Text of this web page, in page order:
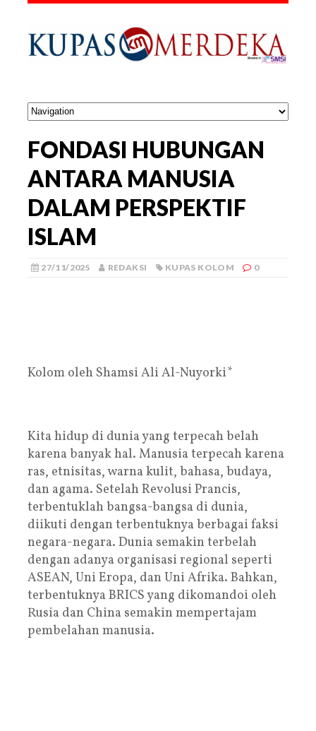
FONDASI HUBUNGAN
ANTARA MANUSIA
DALAM PERSPEKTIF
ISLAM
27/11/2025 REDAKSI KUPAS KOLOM 0
Kolom oleh Shamsi Ali Al-Nuyorki*
Kita hidup di dunia yang terpecah belah
karena banyak hal. Manusia terpecah karena
ras, etnisitas, warna kulit, bahasa, budaya,
dan agama. Setelah Revolusi Prancis,
terbentuklah bangsa-bangsa di dunia,
diikuti dengan terbentuknya berbagai faksi
negara-negara. Dunia semakin terbelah
dengan adanya organisasi regional seperti
ASEAN, Uni Eropa, dan Uni Afrika. Bahkan,
terbentuknya BRICS yang dikomandoi oleh
Rusia dan China semakin mempertajam
pembelahan manusia.